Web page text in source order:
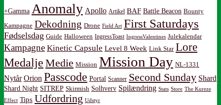
+Gamma Anomaly Apollo Artikel BAF Battle Beacon Bounty
Kampagne Dekodning Drone Field Art First Saturdays
Fødselsdag Guide Halloween IngressToast IngressValentines Julekalendar
Kampagne Kinetic Capsule Level 8 Week Link Star Lore
Medalje Medie Mission Mission Day NL-1331
Nytår Orion Passcode Portal Scanner Second Sunday Shard
Shard Night SITREP Skirmish Solhverv Spilændring Stats Store The Kureze
Effect Tips Udfordring Udstyr